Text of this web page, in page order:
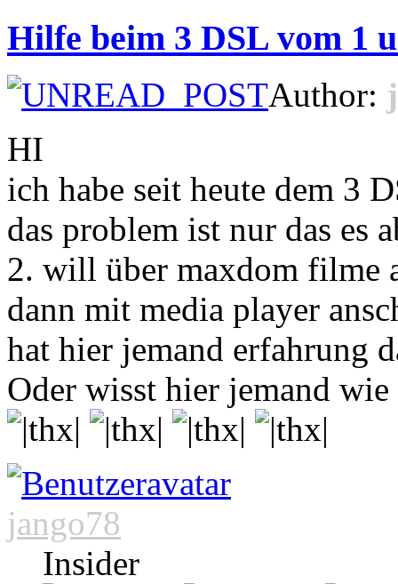
Hilfe beim 3 DSL vom 1
Author:
HI
ich habe seit heute dem 3
das problem ist nur das es
2. will über maxdom filme
dann mit media player
hat hier jemand erfahrung
Oder wisst hier jemand
jango78
Insider